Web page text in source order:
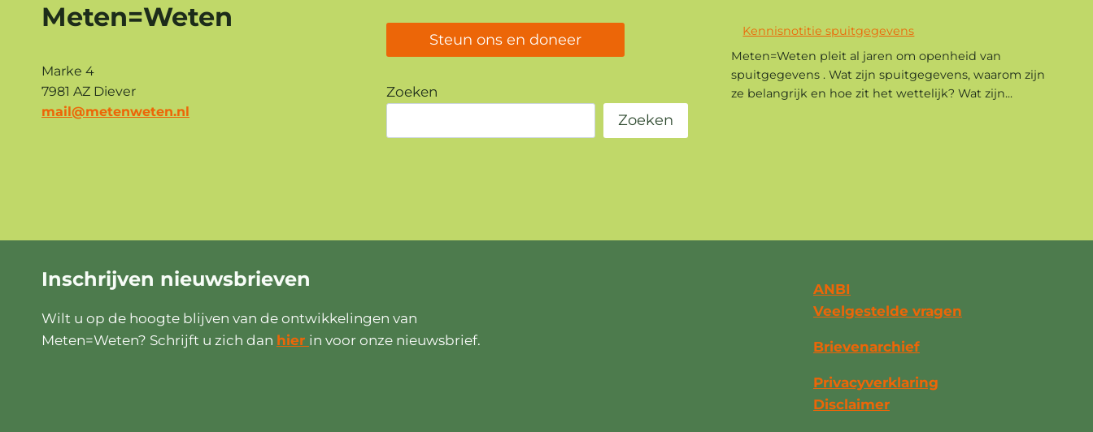
Meten=Weten
Marke 4
7981 AZ Diever
mail@metenweten.nl
Steun ons en doneer
Zoeken
Zoeken
Kennisnotitie spuitgegevens
Meten=Weten pleit al jaren om openheid van
spuitgegevens . Wat zijn spuitgegevens, waarom zijn
ze belangrijk en hoe zit het wettelijk? Wat zijn...
Inschrijven nieuwsbrieven
Wilt u op de hoogte blijven van de ontwikkelingen van
Meten=Weten? Schrijft u zich dan hier in voor onze nieuwsbrief.
ANBI
Veelgestelde vragen
Brievenarchief
Privacyverklaring
Disclaimer